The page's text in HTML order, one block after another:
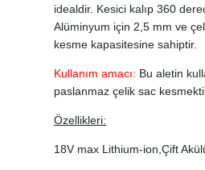
idealdir. Kesici kalıp 360
Alüminyum için 2,5 mm ve
kesme kapasitesine sahiptir.
Kullanım amacı: Bu aletin
paslanmaz çelik sac
Özellikleri:
18V max Lithium-ion,Çift